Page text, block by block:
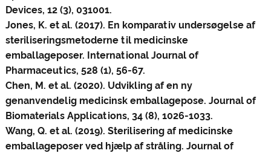
Devices, 12 (3), 031001.
Jones, K. et al. (2017). En komparativ undersøgelse af
steriliseringsmetoderne til medicinske
emballageposer. International Journal of
Pharmaceutics, 528 (1), 56-67.
Chen, M. et al. (2020). Udvikling af en ny
genanvendelig medicinsk emballagepose. Journal of
Biomaterials Applications, 34 (8), 1026-1033.
Wang, Q. et al. (2019). Sterilisering af medicinske
emballageposer ved hjælp af stråling. Journal of